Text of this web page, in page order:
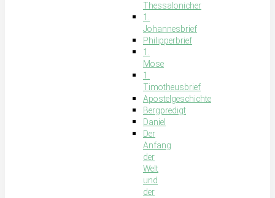
Thessalonicher
1.
Johannesbrief
Philipperbrief
1.
Mose
1.
Timotheusbrief
Apostelgeschichte
Bergpredigt
Daniel
Der
Anfang
der
Welt
und
der